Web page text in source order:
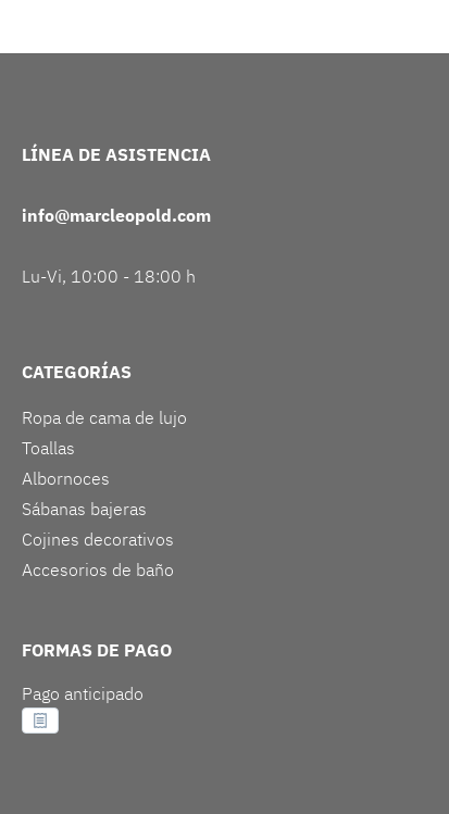
LÍNEA DE ASISTENCIA
info@marcleopold.com
Lu-Vi, 10:00 - 18:00 h
CATEGORÍAS
Ropa de cama de lujo
Toallas
Albornoces
Sábanas bajeras
Cojines decorativos
Accesorios de baño
FORMAS DE PAGO
Pago anticipado